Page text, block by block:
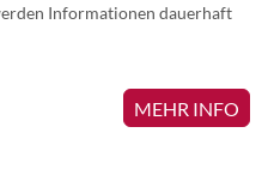
Informationen dauerhaft
MEHR INFO